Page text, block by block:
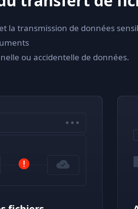
transmission de données
ou accidentelle de données.